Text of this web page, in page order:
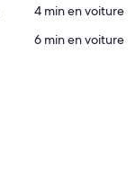
‪4 min en voiture‬
‪6 min en voiture‬